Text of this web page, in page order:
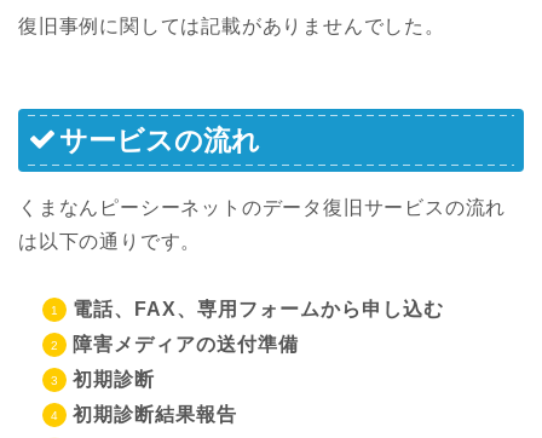
復旧事例に関しては記載がありませんでした。
サービスの流れ
くまなんピーシーネットのデータ復旧サービスの流れ
は以下の通りです。
電話、FAX、専用フォームから申し込む
障害メディアの送付準備
初期診断
初期診断結果報告